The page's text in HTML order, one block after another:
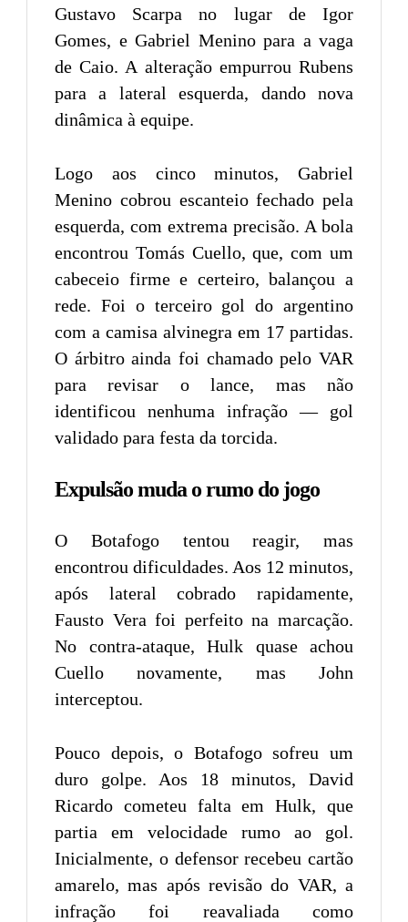
Gustavo Scarpa no lugar de Igor
Gomes, e Gabriel Menino para a vaga
de Caio. A alteração empurrou Rubens
para a lateral esquerda, dando nova
dinâmica à equipe.
Logo aos cinco minutos, Gabriel
Menino cobrou escanteio fechado pela
esquerda, com extrema precisão. A bola
encontrou Tomás Cuello, que, com um
cabeceio firme e certeiro, balançou a
rede. Foi o terceiro gol do argentino
com a camisa alvinegra em 17 partidas.
O árbitro ainda foi chamado pelo VAR
para revisar o lance, mas não
identificou nenhuma infração — gol
validado para festa da torcida.
Expulsão muda o rumo do jogo
O Botafogo tentou reagir, mas
encontrou dificuldades. Aos 12 minutos,
após lateral cobrado rapidamente,
Fausto Vera foi perfeito na marcação.
No contra-ataque, Hulk quase achou
Cuello novamente, mas John
interceptou.
Pouco depois, o Botafogo sofreu um
duro golpe. Aos 18 minutos, David
Ricardo cometeu falta em Hulk, que
partia em velocidade rumo ao gol.
Inicialmente, o defensor recebeu cartão
amarelo, mas após revisão do VAR, a
infração foi reavaliada como